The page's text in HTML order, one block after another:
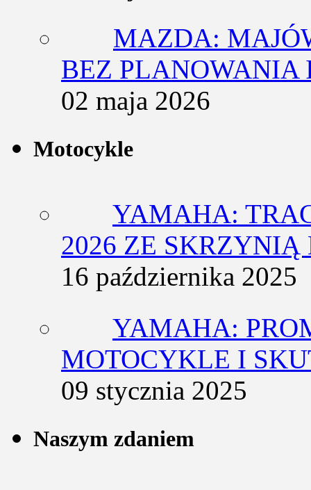
MAZDA:
BEZ PLANOWANIA
02 maja 2026
Motocykle
YAMAHA:
2026 ZE
16 października 2025
YAMAHA:
MOTOCYKLE I
09 stycznia 2025
Naszym zdaniem